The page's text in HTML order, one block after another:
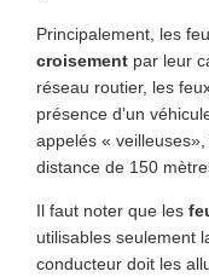
Principalement, les
croisement par leur
réseau routier, les
présence d’un
appelés «
distance de 150
Il faut noter que les
utilisables seulement
conducteur doit les